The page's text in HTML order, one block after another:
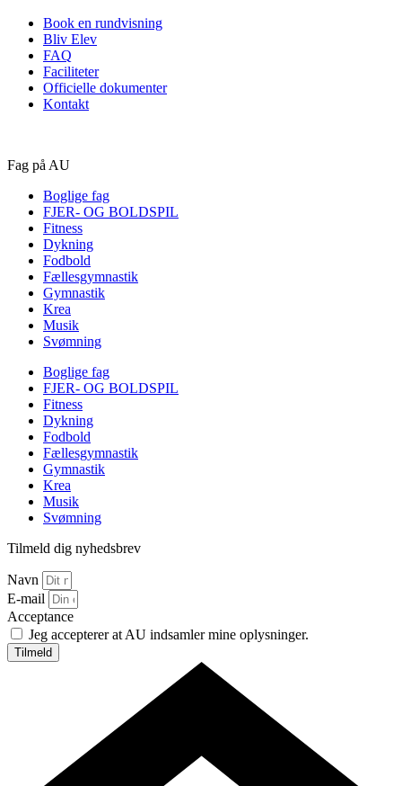
Book en rundvisning
Bliv Elev
FAQ
Faciliteter
Officielle dokumenter
Kontakt
Fag på AU
Boglige fag
FJER- OG BOLDSPIL
Fitness
Dykning
Fodbold
Fællesgymnastik
Gymnastik
Krea
Musik
Svømning
Boglige fag
FJER- OG BOLDSPIL
Fitness
Dykning
Fodbold
Fællesgymnastik
Gymnastik
Krea
Musik
Svømning
Tilmeld dig nyhedsbrev
Navn
E-mail
Acceptance
Jeg accepterer at AU indsamler mine oplysninger.
Tilmeld